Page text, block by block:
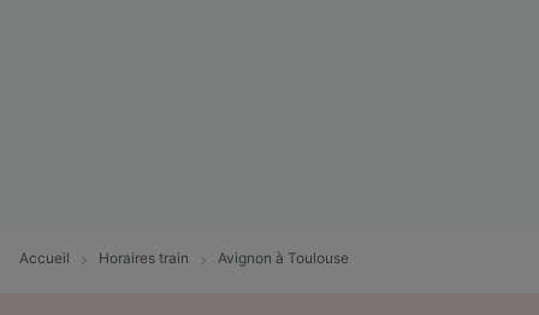
Accueil Horaires train Avignon à Toulouse